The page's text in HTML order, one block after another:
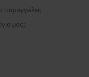
μας;